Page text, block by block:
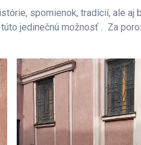
spomienok, tradícií, ale
jedinečnú možnosť . Za